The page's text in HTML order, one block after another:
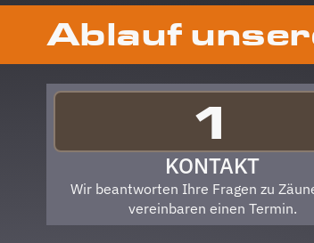
Ablauf
1
KONTAKT
Wir beantworten Ihre Fragen zu
vereinbaren einen Termin.